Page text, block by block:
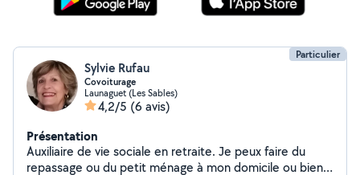
Particulier
Sylvie Rufau
Covoiturage
Launaguet (Les Sables)
4,2/5 (6 avis)
Présentation
Auxiliaire de vie sociale en retraite. Je peux faire du
repassage ou du petit ménage à mon domicile ou bien